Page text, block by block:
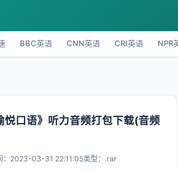
BBC英语 CNN英语 CRI英语 NPR
口语》听力音频打包下载(音频
：2023-03-31 22:11:05类型：.rar